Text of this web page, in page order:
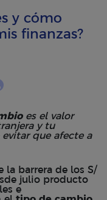
y cómo
finanzas?
es el valor
y tu
que afecte a
la barrera de los S/
julio producto
e